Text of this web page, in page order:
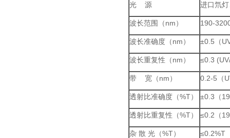
光 源 进口氘
波长范围（nm） 190-
波长准确度（nm） ±0.5（
波长重复性（nm） ≤0.3
带 宽（nm） 0.2-5（
透射比准确度（%T） ±0.3（
透射比重复性（%T） ≤0.2（
杂 散 光（%T） ≤0.2%T